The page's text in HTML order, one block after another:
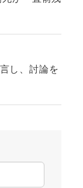
し、討論を